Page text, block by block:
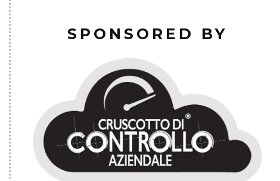
SPONSORED BY